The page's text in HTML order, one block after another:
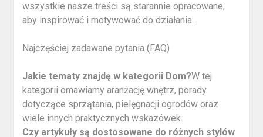
wszystkie nasze treści są starannie opracowane,
aby inspirować i motywować do działania.
Najczęściej zadawane pytania (FAQ)
Jakie tematy znajdę w kategorii Dom?W tej
kategorii omawiamy aranżację wnętrz, porady
dotyczące sprzątania, pielęgnacji ogrodów oraz
wiele innych praktycznych wskazówek.
Czy artykuły są dostosowane do różnych stylów